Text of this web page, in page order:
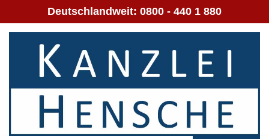
Deutschlandweit: 0800 - 440 1 880